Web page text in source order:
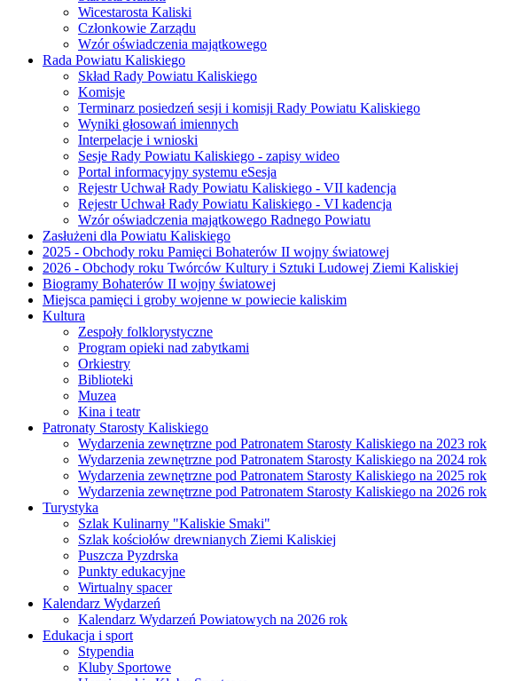
Wicestarosta Kaliski
Członkowie Zarządu
Wzór oświadczenia majątkowego
Rada Powiatu Kaliskiego
Skład Rady Powiatu Kaliskiego
Komisje
Terminarz posiedzeń sesji i komisji Rady Powiatu Kaliskiego
Wyniki głosowań imiennych
Interpelacje i wnioski
Sesje Rady Powiatu Kaliskiego - zapisy wideo
Portal informacyjny systemu eSesja
Rejestr Uchwał Rady Powiatu Kaliskiego - VII kadencja
Rejestr Uchwał Rady Powiatu Kaliskiego - VI kadencja
Wzór oświadczenia majątkowego Radnego Powiatu
Zasłużeni dla Powiatu Kaliskiego
2025 - Obchody roku Pamięci Bohaterów II wojny światowej
2026 - Obchody roku Twórców Kultury i Sztuki Ludowej Ziemi Kaliskiej
Biogramy Bohaterów II wojny światowej
Miejsca pamięci i groby wojenne w powiecie kaliskim
Kultura
Zespoły folklorystyczne
Program opieki nad zabytkami
Orkiestry
Biblioteki
Muzea
Kina i teatr
Patronaty Starosty Kaliskiego
Wydarzenia zewnętrzne pod Patronatem Starosty Kaliskiego na 2023 rok
Wydarzenia zewnętrzne pod Patronatem Starosty Kaliskiego na 2024 rok
Wydarzenia zewnętrzne pod Patronatem Starosty Kaliskiego na 2025 rok
Wydarzenia zewnętrzne pod Patronatem Starosty Kaliskiego na 2026 rok
Turystyka
Szlak Kulinarny "Kaliskie Smaki"
Szlak kościołów drewnianych Ziemi Kaliskiej
Puszcza Pyzdrska
Punkty edukacyjne
Wirtualny spacer
Kalendarz Wydarzeń
Kalendarz Wydarzeń Powiatowych na 2026 rok
Edukacja i sport
Stypendia
Kluby Sportowe